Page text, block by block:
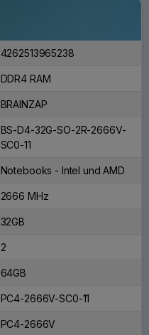
4262513965238
DDR4 RAM
BRAINZAP
BS-D4-32G-SO-2R-2666V-
SC0-11
Notebooks - Intel und AMD
2666 MHz
32GB
2
64GB
PC4-2666V-SC0-11
PC4-2666V